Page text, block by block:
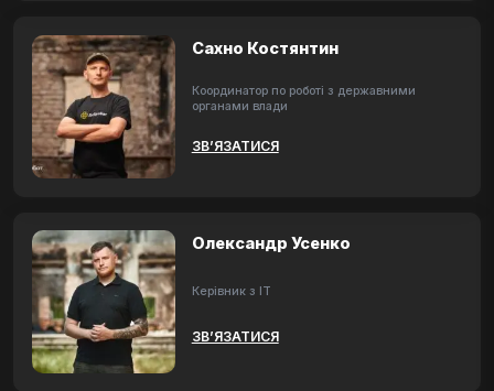
Сахно Костянтин
Координатор по роботі з державними
органами влади
ЗВ’ЯЗАТИСЯ
Олександр Усенко
Керівник з ІТ
ЗВ’ЯЗАТИСЯ